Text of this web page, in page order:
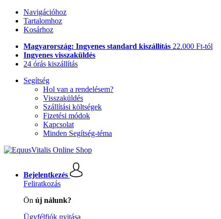
Navigációhoz
Tartalomhoz
Kosárhoz
Magyarország: Ingyenes standard kiszállítás 22.000 Ft-tól
Ingyenes visszaküldés
24 órás kiszállítás
Segítség
Hol van a rendelésem?
Visszaküldés
Szállítási költségek
Fizetési módok
Kapcsolat
Minden Segítség-téma
Bejelentkezés
Feliratkozás
Ön új nálunk?
Ügyfélfiók nyitása